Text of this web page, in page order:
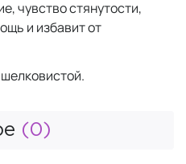
чувство стянутости,
и избавит от
(0)